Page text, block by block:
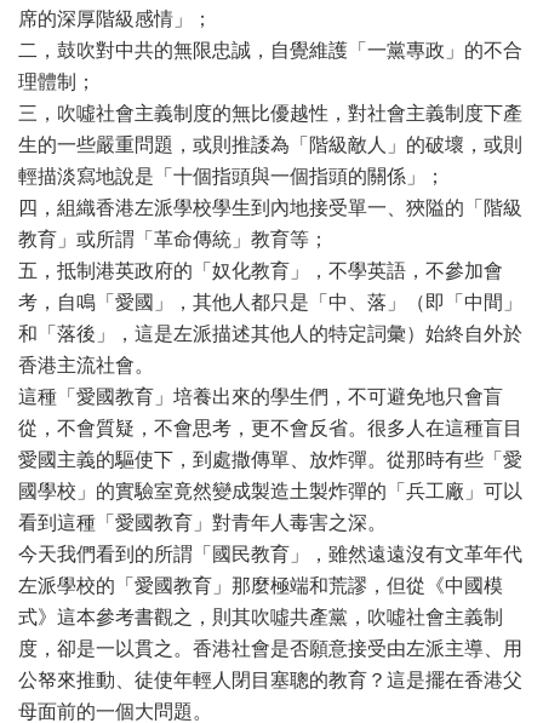
席的深厚階級感情」；
二，鼓吹對中共的無限忠誠，自覺維護「一黨專政」的不合
理體制；
三，吹噓社會主義制度的無比優越性，對社會主義制度下產
生的一些嚴重問題，或則推諉為「階級敵人」的破壞，或則
輕描淡寫地說是「十個指頭與一個指頭的關係」；
四，組織香港左派學校學生到內地接受單一、狹隘的「階級
教育」或所謂「革命傳統」教育等；
五，抵制港英政府的「奴化教育」，不學英語，不參加會
考，自鳴「愛國」，其他人都只是「中、落」（即「中間」
和「落後」，這是左派描述其他人的特定詞彙）始終自外於
香港主流社會。
這種「愛國教育」培養出來的學生們，不可避免地只會盲
從，不會質疑，不會思考，更不會反省。很多人在這種盲目
愛國主義的驅使下，到處撒傳單、放炸彈。從那時有些「愛
國學校」的實驗室竟然變成製造土製炸彈的「兵工廠」可以
看到這種「愛國教育」對青年人毒害之深。
今天我們看到的所謂「國民教育」，雖然遠遠沒有文革年代
左派學校的「愛國教育」那麼極端和荒謬，但從《中國模
式》這本參考書觀之，則其吹噓共產黨，吹噓社會主義制
度，卻是一以貫之。香港社會是否願意接受由左派主導、用
公帑來推動、徒使年輕人閉目塞聰的教育？這是擺在香港父
母面前的一個大問題。